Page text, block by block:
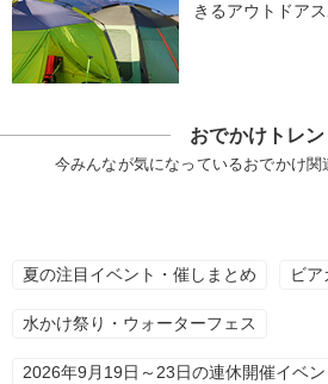
きるアウトドア
おでかけトレン
今みんなが気になっているおでかけ関
夏の注目イベント・催しまとめ ビ
水かけ祭り・ウォーターフェス
2026年9月19日～23日の連休開催イベン